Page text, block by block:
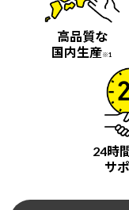
高品質な
国内生産※1
24時
サ